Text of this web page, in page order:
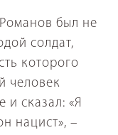
был не
солдат,
которого
человек
и сказал: «Я
нацист», –